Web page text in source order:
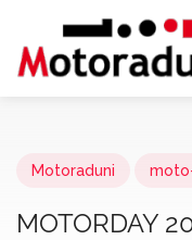
Motoraduni
MOTORDAY